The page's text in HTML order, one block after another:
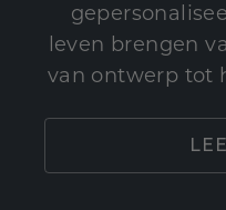
leven brengen
van ontwerp tot